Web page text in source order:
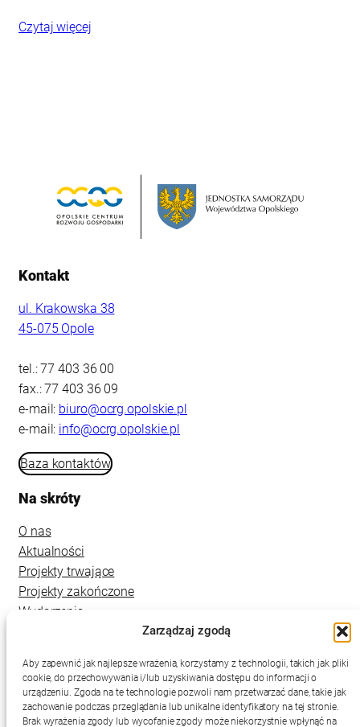
Zarządzaj zgodą
Aby zapewnić jak najlepsze wrażenia, korzystamy z technologii, takich jak pliki
cookie, do przechowywania i/lub uzyskiwania dostępu do informacji o
urządzeniu. Zgoda na te technologie pozwoli nam przetwarzać dane, takie jak
zachowanie podczas przeglądania lub unikalne identyfikatory na tej stronie.
Brak wyrażenia zgody lub wycofanie zgody może niekorzystnie wpłynąć na
Czytaj więcej
Kontakt
ul. Krakowska 38
45-075 Opole
tel.: 77 403 36 00
fax.: 77 403 36 09
e-mail: biuro@ocrg.opolskie.pl
e-mail: info@ocrg.opolskie.pl
Baza kontaktów
Na skróty
O nas
Aktualności
Projekty trwające
Projekty zakończone
Wydarzenia